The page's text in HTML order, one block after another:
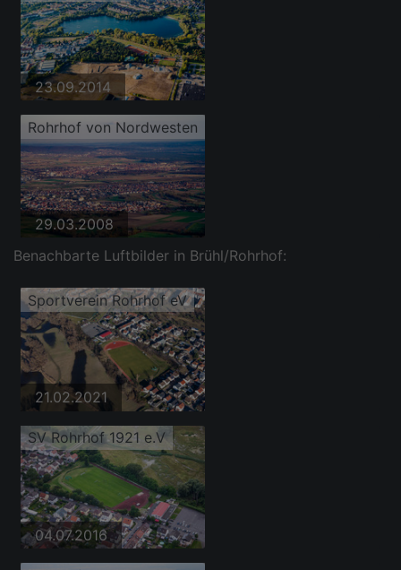
23.09.2014
Rohrhof von Nordwesten
29.03.2008
Benachbarte Luftbilder in Brühl/Rohrhof:
Sportverein Rohrhof eV
21.02.2021
SV Rohrhof 1921 e.V
04.07.2016